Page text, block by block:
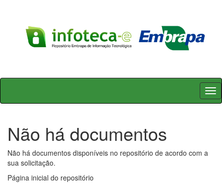
Skip
Não há documentos
Não há documentos disponíveis no repositório de acordo com a
sua solicitação.
Página inicial do repositório